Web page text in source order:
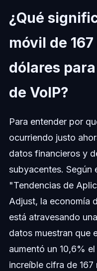
¿Qué
móvil de
dólares
de VoIP?
Para entender por
ocurriendo justo
datos financieros y
subyacentes. Según
"Tendencias de
Adjust, la economía
está atravesando
datos muestran que
aumentó un 10,6%
increíble cifra de